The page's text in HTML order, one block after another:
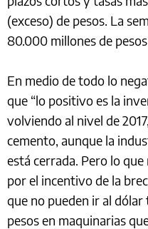
(exceso) de pesos. La
80.000 millones de
En medio de todo lo
que “lo positivo es la
volviendo al nivel de
cemento, aunque la
está cerrada. Pero lo
por el incentivo de la
que no pueden ir al
pesos en maquinarias